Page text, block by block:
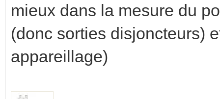
mieux dans la mesure du
(donc sorties disjoncteurs)
appareillage)